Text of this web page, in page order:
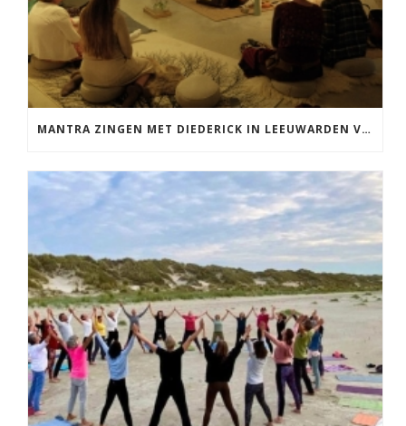
MANTRA ZINGEN MET DIEDERICK IN LEEUWARDEN VRIJDAG 12 JUNI KIRTAN